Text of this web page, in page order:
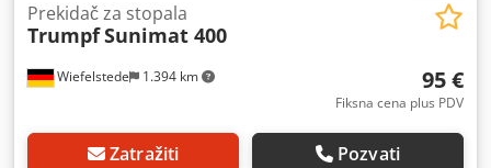
Wiefelstede 1.394 km
Prekidač za stopala
TrumpfSunimat 400
95 €
Fiksna cena plus PDV
Zatražiti Pozvati